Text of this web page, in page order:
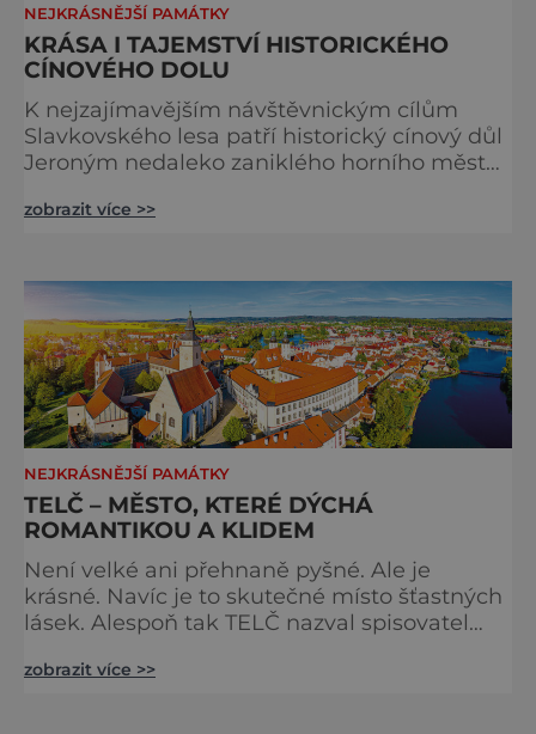
NEJKRÁSNĚJŠÍ PAMÁTKY
KRÁSA I TAJEMSTVÍ HISTORICKÉHO
CÍNOVÉHO DOLU
K nejzajímavějším návštěvnickým cílům
Slavkovského lesa patří historický cínový důl
Jeroným nedaleko zaniklého horního města
středověku. Národní kulturní památka je
poměrně konkrétní představu o namáhavé
práci tehdejších horníků. [gallery
ids="91631,91630,91632,91633,91634,91635,9
zobrazit více >>
NEJKRÁSNĚJŠÍ PAMÁTKY
TELČ – MĚSTO, KTERÉ DÝCHÁ
ROMANTIKOU A KLIDEM
Není velké ani přehnaně pyšné. Ale je
krásné. Navíc je to skutečné místo šťastných
lásek. Alespoň tak TELČ nazval spisovatel
každý ihned zamiluje. Telč je kouzelné místo
zobrazit více >>